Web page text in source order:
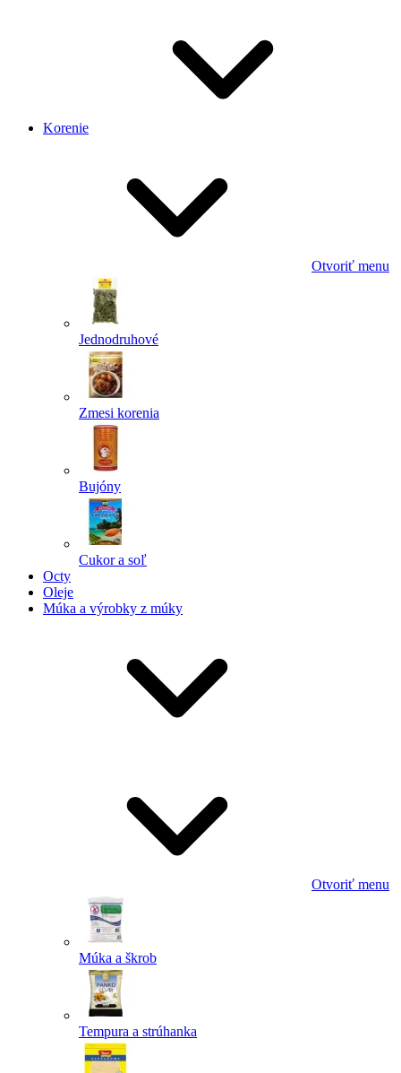
Korenie
Otvoriť menu
Jednodruhové
Zmesi korenia
Bujóny
Cukor a soľ
Octy
Oleje
Múka a výrobky z múky
Otvoriť menu
Múka a škrob
Tempura a strúhanka
Powered by chaterimo